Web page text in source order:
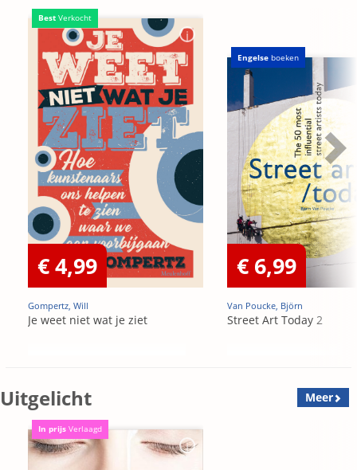
Best Verkocht
€ 4,99
Gompertz, Will
Je weet niet wat je ziet
Engelse boeken
€ 6,99
Van Poucke, Björn
Street Art Today 2
Uitgelicht Meer
In prijs Verlaagd